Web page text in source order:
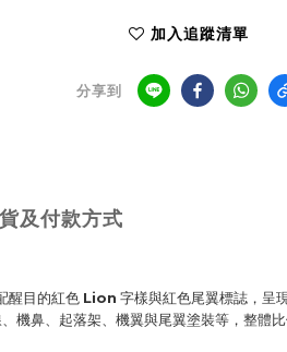
加入追蹤清單
分享到
及付款方式
醒目的紅色 Lion 字樣與紅色尾翼標誌，呈
鼻、起落架、機翼與尾翼塗裝等，整體